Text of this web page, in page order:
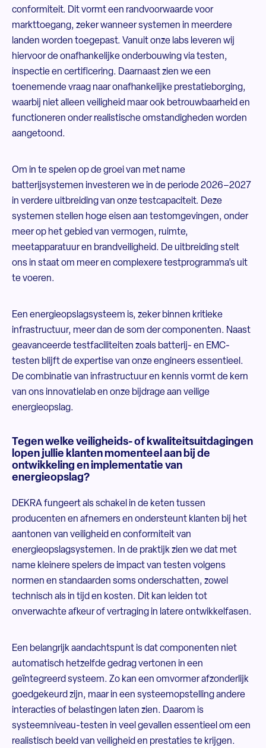
conformiteit. Dit vormt een randvoorwaarde voor
markttoegang, zeker wanneer systemen in meerdere
landen worden toegepast. Vanuit onze labs leveren wij
hiervoor de onafhankelijke onderbouwing via testen,
inspectie en certificering. Daarnaast zien we een
toenemende vraag naar onafhankelijke prestatieborging,
waarbij niet alleen veiligheid maar ook betrouwbaarheid en
functioneren onder realistische omstandigheden worden
aangetoond.
Om in te spelen op de groei van met name
batterijsystemen investeren we in de periode 2026–2027
in verdere uitbreiding van onze testcapaciteit. Deze
systemen stellen hoge eisen aan testomgevingen, onder
meer op het gebied van vermogen, ruimte,
meetapparatuur en brandveiligheid. De uitbreiding stelt
ons in staat om meer en complexere testprogramma’s uit
te voeren.
Een energieopslagsysteem is, zeker binnen kritieke
infrastructuur, meer dan de som der componenten. Naast
geavanceerde testfaciliteiten zoals batterij- en EMC-
testen blijft de expertise van onze engineers essentieel.
De combinatie van infrastructuur en kennis vormt de kern
van ons innovatielab en onze bijdrage aan veilige
energieopslag.
Tegen welke veiligheids- of kwaliteitsuitdagingen
lopen jullie klanten momenteel aan bij de
ontwikkeling en implementatie van
energieopslag?
DEKRA fungeert als schakel in de keten tussen
producenten en afnemers en ondersteunt klanten bij het
aantonen van veiligheid en conformiteit van
energieopslagsystemen. In de praktijk zien we dat met
name kleinere spelers de impact van testen volgens
normen en standaarden soms onderschatten, zowel
technisch als in tijd en kosten. Dit kan leiden tot
onverwachte afkeur of vertraging in latere ontwikkelfasen.
Een belangrijk aandachtspunt is dat componenten niet
automatisch hetzelfde gedrag vertonen in een
geïntegreerd systeem. Zo kan een omvormer afzonderlijk
goedgekeurd zijn, maar in een systeemopstelling andere
interacties of belastingen laten zien. Daarom is
systeemniveau-testen in veel gevallen essentieel om een
realistisch beeld van veiligheid en prestaties te krijgen.